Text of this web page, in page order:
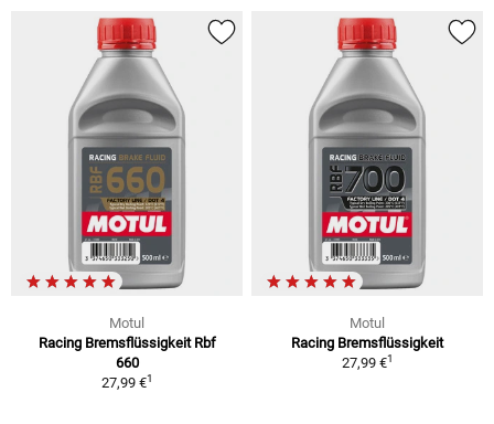
Motul
Racing Bremsflüssigkeit Rbf
660
27,99 €1
Motul
Racing Bremsflüssigkeit
27,99 €1